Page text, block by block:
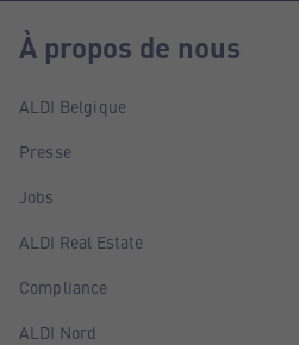
À propos de nous
ALDI Belgique
Presse
Jobs
ALDI Real Estate
Compliance
ALDI Nord